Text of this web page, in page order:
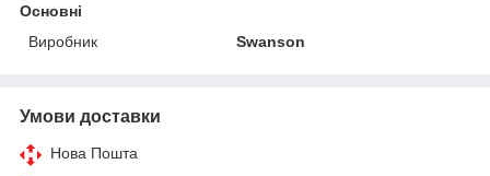
Основні
Виробник
Swanson
Умови доставки
Нова Пошта